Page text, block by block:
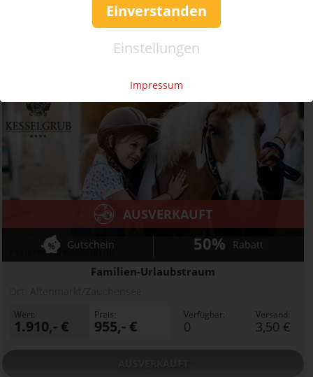
Einverstanden
Einstellungen
Impressum
Preis:
400,- €
Verfügbar:
0
AUSVERKAUFT
Ferienwelt Kesselgrub
Familien-Urlaubstraum
AUSVERKAUFT
Gutschein 50% Rabatt
Wert:
1.910,- €
Preis:
955,- €
Verfügbar:
0
Versand:
3,50 €